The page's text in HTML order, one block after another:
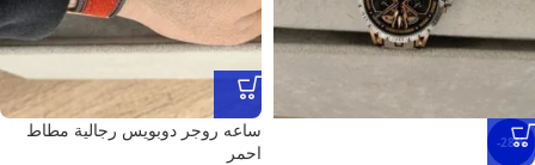
-28%
ساعه روجر دوبويس رجالية مطاط
احمر